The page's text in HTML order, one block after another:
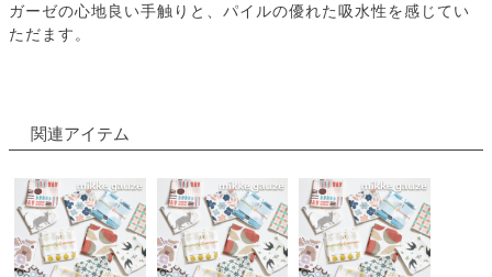
ガーゼの心地良い手触りと、パイルの優れた吸水性を感じてい
ただます。
関連アイテム